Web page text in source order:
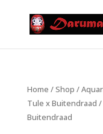
Home /Shop /
Tule x Buitendraad /
Buitendraad